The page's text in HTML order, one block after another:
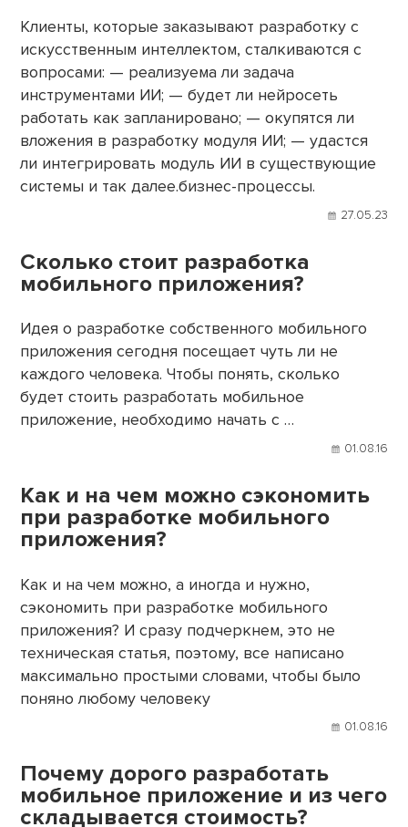
Клиенты, которые заказывают разработку с
искусственным интеллектом, сталкиваются с
вопросами: — реализуема ли задача
инструментами ИИ; — будет ли нейросеть
работать как запланировано; — окупятся ли
вложения в разработку модуля ИИ; — удастся
ли интегрировать модуль ИИ в существующие
системы и так далее.бизнес-процессы.
27.05.23
Сколько стоит разработка
мобильного приложения?
Идея о разработке собственного мобильного
приложения сегодня посещает чуть ли не
каждого человека. Чтобы понять, сколько
будет стоить разработать мобильное
приложение, необходимо начать с …
01.08.16
Как и на чем можно сэкономить
при разработке мобильного
приложения?
Как и на чем можно, а иногда и нужно,
сэкономить при разработке мобильного
приложения? И сразу подчеркнем, это не
техническая статья, поэтому, все написано
максимально простыми словами, чтобы было
поняно любому человеку
01.08.16
Почему дорого разработать
мобильное приложение и из чего
складывается стоимость?